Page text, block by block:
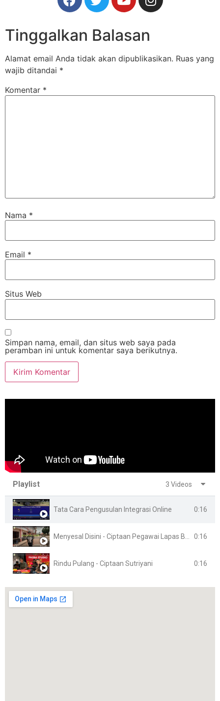
Tinggalkan Balasan
Alamat email Anda tidak akan dipublikasikan. Ruas yang
wajib ditandai *
Komentar *
Nama *
Email *
Situs Web
Simpan nama, email, dan situs web saya pada
peramban ini untuk komentar saya berikutnya.
Playlist 3 Videos
Tata Cara Pengusulan Integrasi Online 0:16
Menyesal Disini - Ciptaan Pegawai Lapas Banyuasin 0:16
Rindu Pulang - Ciptaan Sutriyani 0:16